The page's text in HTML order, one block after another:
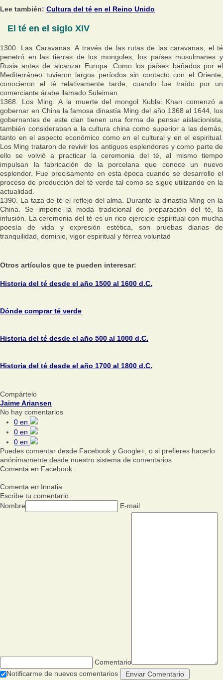
Lee también: Cultura del té en el Reino Unido
El té en el siglo XIV
1300. Las Caravanas. A través de las rutas de las caravanas, el té
penetró en las tierras de los mongoles, los países musulmanes y
Rusia antes de alcanzar Europa. Como los países bañados por el
Mediterráneo tuvieron largos períodos sin contacto con el Oriente,
conocieron el té relativamente tarde, cuando fue traído por un
comerciante árabe llamado Suleiman.
1368. Los Ming. A la muerte del mongol Kublai Khan comenzó a
gobernar en China la famosa dinastía Ming del año 1368 al 1644, los
gobernantes de este clan tienen una forma de pensar aislacionista,
también consideraban a la cultura china como superior a las demás,
tanto en el aspecto económico como en el cultural y en el espiritual.
Los Ming trataron de revivir los antiguos esplendores y como parte de
ello se volvió a practicar la ceremonia del té, al mismo tiempo
impulsan la fabricación de la porcelana que conoce un nuevo
esplendor. Fue precisamente en esta época cuando se desarrollo el
proceso de producción del té verde tal como se sigue utilizando en la
actualidad.
1390. La taza de té el reflejo del alma. Durante la dinastía Ming en la
China. Se impone la moda tradicional de preparación del té, la
infusión. La ceremonia del té es un rico ejercicio espiritual con mucha
poesía de vida y expresión estética, son pruebas diarias de
tranquilidad, dominio, vigor espiritual y férrea voluntad
Otros artículos que te pueden interesar:
Historia del té desde el año 1500 al 1600 d.C.
Dónde comprar té verde
Historia del té desde el año 500 al 1000 d.C.
Historia del té desde el año 1700 al 1800 d.C.
Compártelo
Jaime Ariansen
No hay comentarios
0 en
0 en
0 en
Puedes comentar desde Facebook y Google+, o si prefieres hacerlo
anónimamente desde nuestro sistema de comentarios
Comenta en Facebook
Comenta en Innatia
Escribe tu comentario
Nombre
E-mail
Comentario
Notificarme de nuevos comentarios